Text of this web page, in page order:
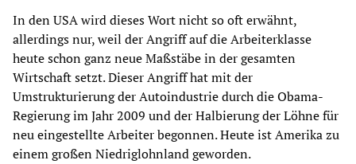
In den USA wird dieses Wort nicht so oft erwähnt,
allerdings nur, weil der Angriff auf die Arbeiterklasse
heute schon ganz neue Maßstäbe in der gesamten
Wirtschaft setzt. Dieser Angriff hat mit der
Umstrukturierung der Autoindustrie durch die Obama-
Regierung im Jahr 2009 und der Halbierung der Löhne für
neu eingestellte Arbeiter begonnen. Heute ist Amerika zu
einem großen Niedriglohnland geworden.